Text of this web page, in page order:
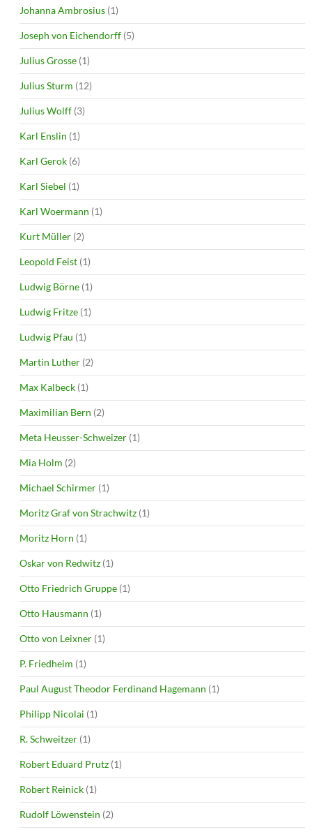
Johanna Ambrosius (1)
Joseph von Eichendorff (5)
Julius Grosse (1)
Julius Sturm (12)
Julius Wolff (3)
Karl Enslin (1)
Karl Gerok (6)
Karl Siebel (1)
Karl Woermann (1)
Kurt Müller (2)
Leopold Feist (1)
Ludwig Börne (1)
Ludwig Fritze (1)
Ludwig Pfau (1)
Martin Luther (2)
Max Kalbeck (1)
Maximilian Bern (2)
Meta Heusser-Schweizer (1)
Mia Holm (2)
Michael Schirmer (1)
Moritz Graf von Strachwitz (1)
Moritz Horn (1)
Oskar von Redwitz (1)
Otto Friedrich Gruppe (1)
Otto Hausmann (1)
Otto von Leixner (1)
P. Friedheim (1)
Paul August Theodor Ferdinand Hagemann (1)
Philipp Nicolai (1)
R. Schweitzer (1)
Robert Eduard Prutz (1)
Robert Reinick (1)
Rudolf Löwenstein (2)